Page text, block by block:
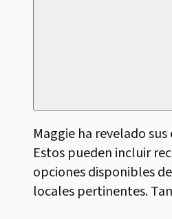
Maggie ha revelado
Estos pueden incluir
opciones disponibles
locales pertinentes.